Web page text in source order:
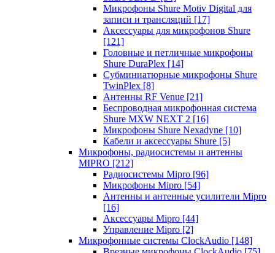
Микрофоны Shure Motiv Digital для
записи и трансляций [17]
Аксессуары для микрофонов Shure
[121]
Головные и петличные микрофоны
Shure DuraPlex [14]
Субминиатюрные микрофоны Shure
TwinPlex [8]
Антенны RF Venue [21]
Беспроводная микрофонная система
Shure MXW NEXT 2 [16]
Микрофоны Shure Nexadyne [10]
Кабели и аксессуары Shure [5]
Микрофоны, радиосистемы и антенны
MIPRO [212]
Радиосистемы Mipro [96]
Микрофоны Mipro [54]
Антенны и антенные усилители Mipro
[16]
Аксессуары Mipro [44]
Управление Mipro [2]
Микрофонные системы ClockAudio [148]